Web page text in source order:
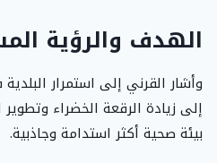
الهدف والرؤية
وأشار القرني إلى استمرار
إلى زيادة الرقعة الخضراء
بيئة صحية أكثر استدامة وجاذبية.